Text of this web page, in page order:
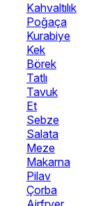
Kahvaltılık
Poğaça
Kurabiye
Kek
Börek
Tatlı
Tavuk
Et
Sebze
Salata
Meze
Makarna
Pilav
Çorba